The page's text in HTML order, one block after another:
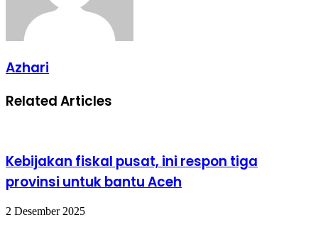
Azhari
Related Articles
Kebijakan fiskal pusat, ini respon tiga
provinsi untuk bantu Aceh
2 Desember 2025